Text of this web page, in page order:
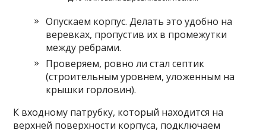
Опускаем корпус. Делать это удобно на
веревках, пропустив их в промежутки
между ребрами.
Проверяем, ровно ли стал септик
(строительным уровнем, уложенным на
крышки горловин).
К входному патрубку, который находится на
верхней поверхности корпуса, подключаем